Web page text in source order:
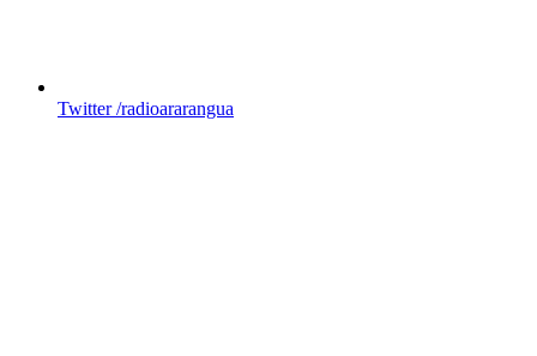
Twitter /radioararangua